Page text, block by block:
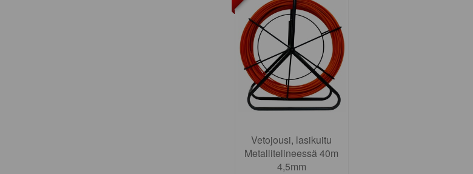
Vetojousi, lasikuitu
Metallitelineessä 40m
4,5mm